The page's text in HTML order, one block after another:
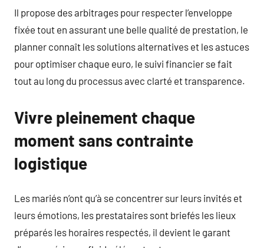
Il propose des arbitrages pour respecter l’enveloppe
fixée tout en assurant une belle qualité de prestation, le
planner connaît les solutions alternatives et les astuces
pour optimiser chaque euro, le suivi financier se fait
tout au long du processus avec clarté et transparence.
Vivre pleinement chaque
moment sans contrainte
logistique
Les mariés n’ont qu’à se concentrer sur leurs invités et
leurs émotions, les prestataires sont briefés les lieux
préparés les horaires respectés, il devient le garant